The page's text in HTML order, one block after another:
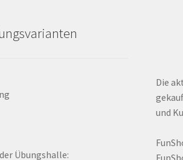
Übungshalle:
Die
und